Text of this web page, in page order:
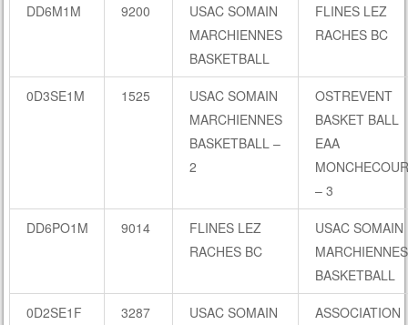
DD6M1M 9200
USAC SOMAIN
MARCHIENNES
BASKETBALL
FLINES LEZ
RACHES BC
0D3SE1M 1525
USAC SOMAIN
MARCHIENNES
BASKETBALL –
2
OSTREVENT
BASKET BALL
EAA
– 3
DD6PO1M 9014
FLINES LEZ
RACHES BC
USAC SOMAIN
MARCHIENNES
BASKETBALL
0D2SE1F 3287
USAC SOMAIN
ASSOCIATION